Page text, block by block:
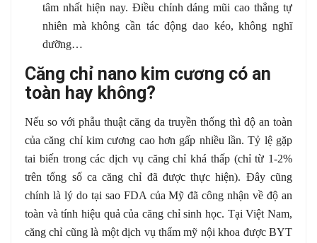
tâm nhất hiện nay. Điều chỉnh dáng mũi cao thẳng tự
nhiên mà không cần tác động dao kéo, không nghĩ
dưỡng…
Căng chỉ nano kim cương có an
toàn hay không?
Nếu so với phẫu thuật căng da truyền thống thì độ an toàn
của căng chỉ kim cương cao hơn gấp nhiều lần. Tỷ lệ gặp
tai biến trong các dịch vụ căng chỉ khá thấp (chỉ từ 1-2%
trên tổng số ca căng chỉ đã được thực hiện). Đây cũng
chính là lý do tại sao FDA của Mỹ đã công nhận về độ an
toàn và tính hiệu quả của căng chỉ sinh học. Tại Việt Nam,
căng chỉ cũng là một dịch vụ thẩm mỹ nội khoa được BYT